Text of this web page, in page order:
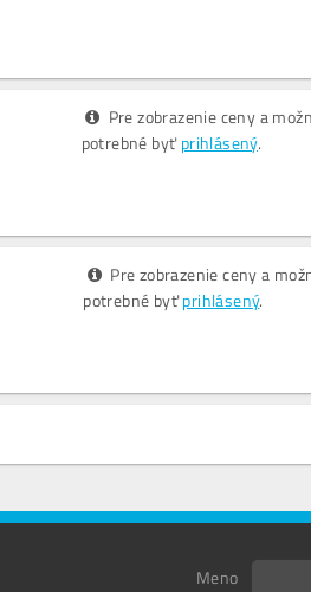
Pre zobrazenie ceny a
potrebné byťprihlásený.
Pre zobrazenie ceny a
potrebné byťprihlásený.
Meno